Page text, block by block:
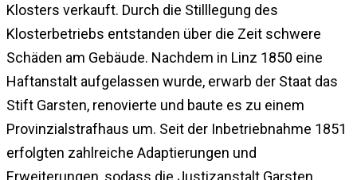
Klosters verkauft. Durch die Stilllegung des
Klosterbetriebs entstanden über die Zeit schwere
Schäden am Gebäude. Nachdem in Linz 1850 eine
Haftanstalt aufgelassen wurde, erwarb der Staat das
Stift Garsten, renovierte und baute es zu einem
Provinzialstrafhaus um. Seit der Inbetriebnahme 1851
erfolgten zahlreiche Adaptierungen und
Erweiterungen, sodass die Justizanstalt Garsten